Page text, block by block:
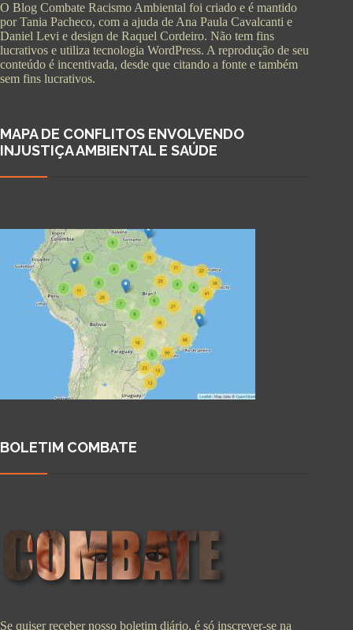
O Blog Combate Racismo Ambiental foi criado e é mantido
por Tania Pacheco, com a ajuda de Ana Paula Cavalcanti e
Daniel Levi e design de Raquel Cordeiro. Não tem fins
lucrativos e utiliza tecnologia WordPress. A reprodução de seu
conteúdo é incentivada, desde que citando a fonte e também
sem fins lucrativos.
MAPA DE CONFLITOS ENVOLVENDO
INJUSTIÇA AMBIENTAL E SAÚDE
BOLETIM COMBATE
Se quiser receber nosso boletim diário, é só inscrever-se na